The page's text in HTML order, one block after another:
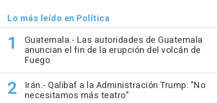
Lo más leído en Política
Guatemala.- Las autoridades de Guatemala
anuncian el fin de la erupción del volcán de
Fuego
Irán.- Qalibaf a la Administración Trump: "No
necesitamos más teatro"